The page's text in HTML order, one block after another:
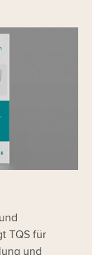
TQS für
und